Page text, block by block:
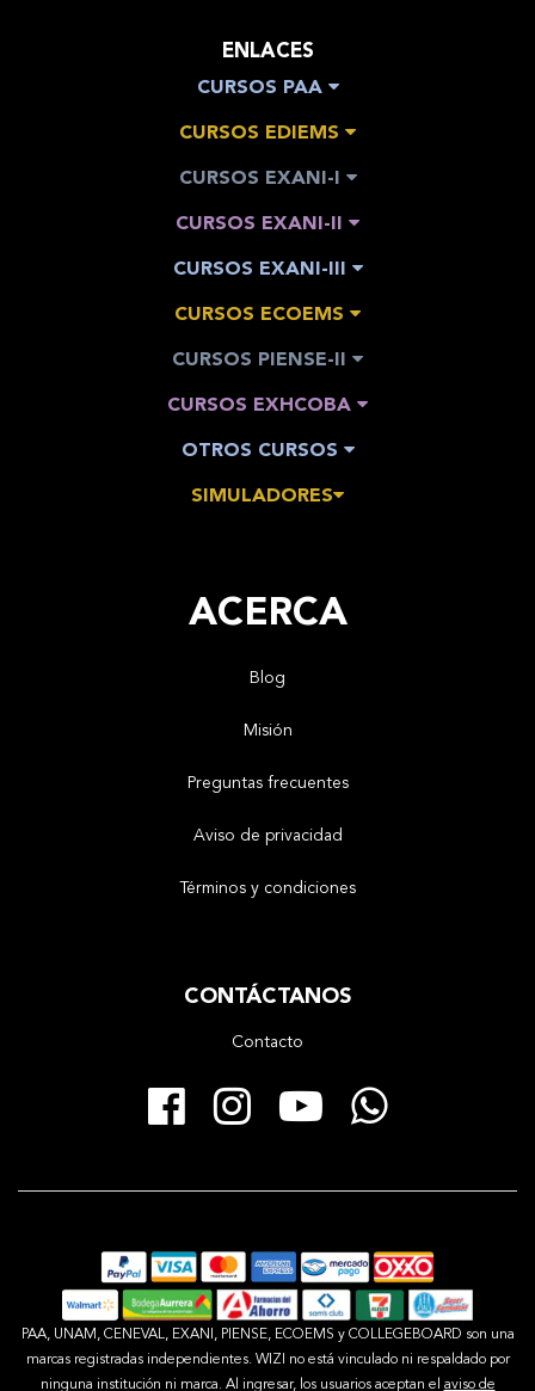
ENLACES
CURSOS PAA
CURSOS EDIEMS
CURSOS EXANI-I
CURSOS EXANI-II
CURSOS EXANI-III
CURSOS ECOEMS
CURSOS PIENSE-II
CURSOS EXHCOBA
OTROS CURSOS
SIMULADORES
ACERCA
Blog
Misión
Preguntas frecuentes
Aviso de privacidad
Términos y condiciones
CONTÁCTANOS
Contacto
Facebook
Instagram
YouTube
PAA, UNAM, CENEVAL, EXANI, PIENSE, ECOEMS y COLLEGEBOARD son una
marcas registradas independientes. WIZI no está vinculado ni respaldado por
ninguna institución ni marca. Al ingresar, los usuarios aceptan el aviso de